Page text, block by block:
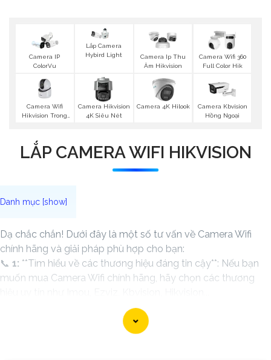
Camera IP
ColorVu
Lắp Camera
Hybird Light
Camera Ip Thu
Âm Hikvision
Camera Wifi 360
Full Color Hik
Camera Wifi
Hikvision Trong
Camera Hikvision
4K Siêu Nét
Camera 4K Hilook
Camera Kbvision
Hồng Ngoại
LẮP CAMERA WIFI HIKVISION
Dạ chắc chắn! Dưới đây là một số tư vấn về Camera Wifi
chính hãng và giải pháp phù hợp cho bạn:
📞 1: **Tìm hiểu về các thương hiệu đáng tin cậy**: Nếu bạn
muốn mua Camera Wifi chính hãng, hãy chọn các thương
**Chất lượng hình ảnh**: Chọn Camera có độ phân giải
cao, cung cấp hình ảnh sắc nét và chất lượng trong mọi điều